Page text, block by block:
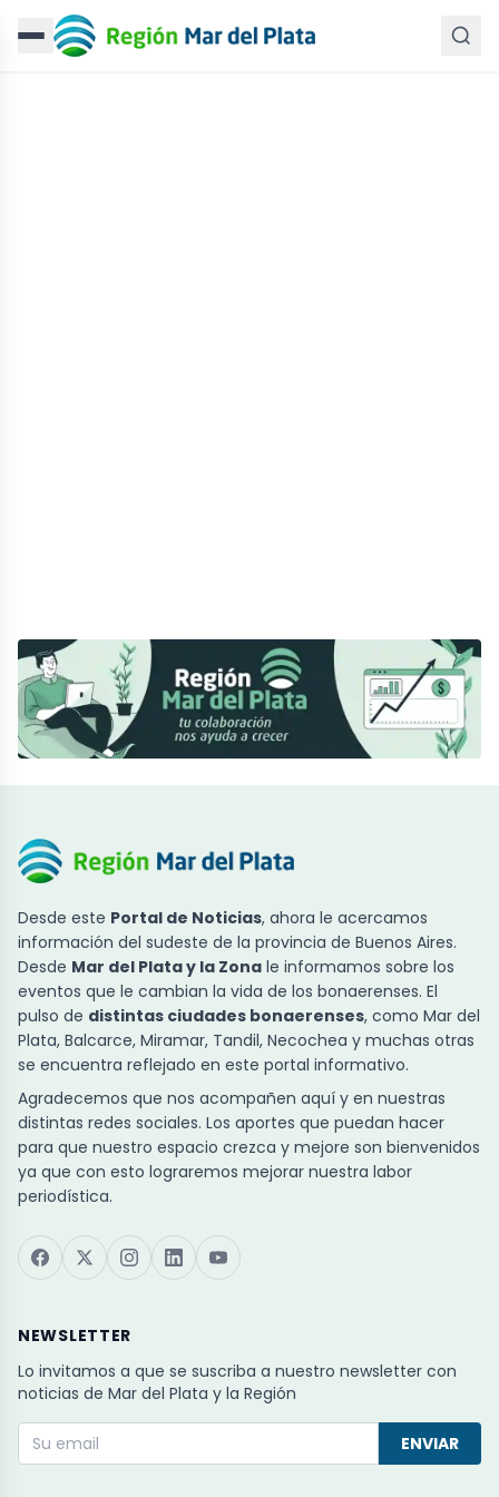
Desde este Portal de Noticias, ahora le acercamos
información del sudeste de la provincia de Buenos Aires.
Desde Mar del Plata y la Zona le informamos sobre los
eventos que le cambian la vida de los bonaerenses. El
pulso de distintas ciudades bonaerenses, como Mar del
Plata, Balcarce, Miramar, Tandil, Necochea y muchas otras
se encuentra reflejado en este portal informativo.
Agradecemos que nos acompañen aquí y en nuestras
distintas redes sociales. Los aportes que puedan hacer
para que nuestro espacio crezca y mejore son bienvenidos
ya que con esto lograremos mejorar nuestra labor
periodística.
NEWSLETTER
Lo invitamos a que se suscriba a nuestro newsletter con
noticias de Mar del Plata y la Región
ENVIAR